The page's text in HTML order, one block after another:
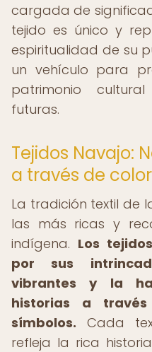
cargada de
tejido es único y
espiritualidad de su
un vehículo para
patrimonio
futuras.
Tejidos Navajo:
a través de
La tradición textil de
las más ricas y
indígena. Los
por sus
vibrantes y la
historias a
símbolos. Cada
refleja la rica